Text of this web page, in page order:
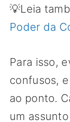
💡Leia
Poder da
Para isso,
confusos,
ao ponto.
um